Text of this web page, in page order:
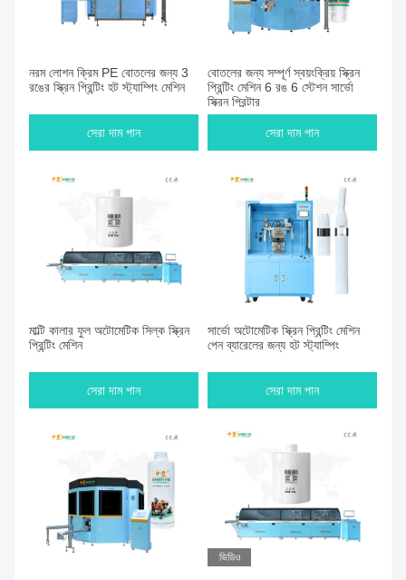
নরম লোশন ক্রিম PE বোতলের জন্য 3
রঙের স্ক্রিন প্রিন্টিং হট স্ট্যাম্পিং মেশিন
সেরা দাম পান
বোতলের জন্য সম্পূর্ণ স্বয়ংক্রিয় স্ক্রিন
প্রিন্টিং মেশিন 6 রঙ 6 স্টেশন সার্ভো
স্ক্রিন প্রিন্টার
সেরা দাম পান
মাল্টি কালার ফুল অটোমেটিক সিল্ক স্ক্রিন
প্রিন্টিং মেশিন
সেরা দাম পান
সার্ভো অটোমেটিক স্ক্রিন প্রিন্টিং মেশিন
পেন ব্যারেলের জন্য হট স্ট্যাম্পিং
সেরা দাম পান
ভিডিও